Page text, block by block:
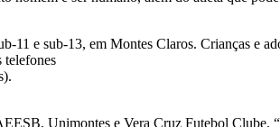
11 e sub-13, em Montes Claros. Crianças e
telefones
Unimontes e Vera Cruz Futebol Clube.